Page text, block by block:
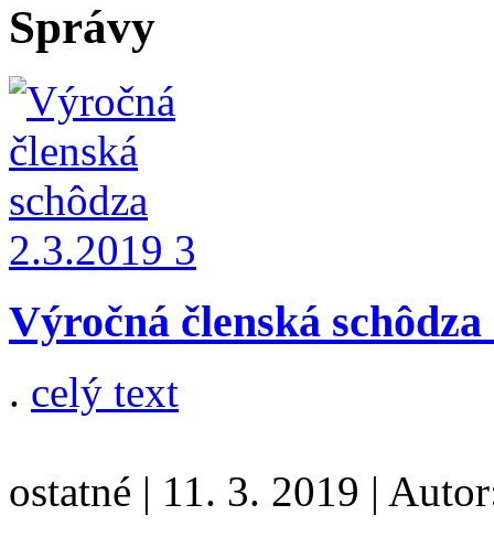
Správy
Výročná členská schôdza
. celý text
ostatné | 11. 3. 2019 |